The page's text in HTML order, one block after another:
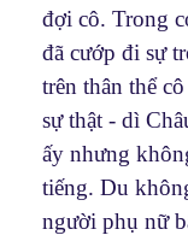
đợi cô. Trong
đã cướp đi sự
trên thân thể
sự thật - dì
ấy nhưng
tiếng. Du
người phụ nữ